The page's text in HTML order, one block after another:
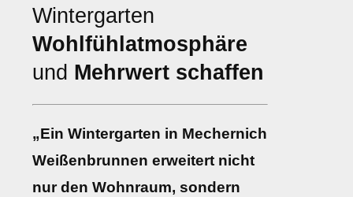
Wintergarten
Wohlfühlatmosphäre
und Mehrwert schaffen
„Ein Wintergarten in Mechernich
Weißenbrunnen erweitert nicht
nur den Wohnraum, sondern